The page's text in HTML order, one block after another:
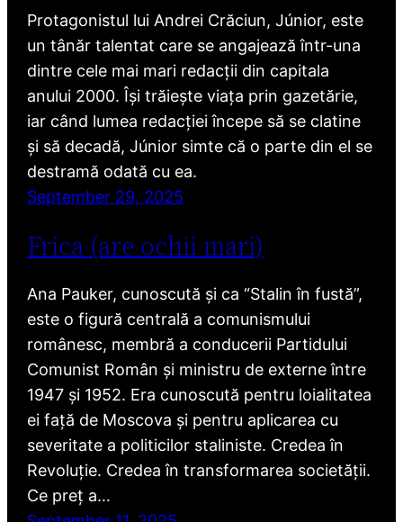
Protagonistul lui Andrei Crăciun, Júnior, este
un tânăr talentat care se angajează într-una
dintre cele mai mari redacții din capitala
anului 2000. Își trăiește viața prin gazetărie,
iar când lumea redacției începe să se clatine
și să decadă, Júnior simte că o parte din el se
destramă odată cu ea.
September 29, 2025
Frica (are ochii mari)
Ana Pauker, cunoscută și ca “Stalin în fustă”,
este o figură centrală a comunismului
românesc, membră a conducerii Partidului
Comunist Român și ministru de externe între
1947 și 1952. Era cunoscută pentru loialitatea
ei față de Moscova și pentru aplicarea cu
severitate a politicilor staliniste. Credea în
Revoluție. Credea în transformarea societății.
Ce preț a…